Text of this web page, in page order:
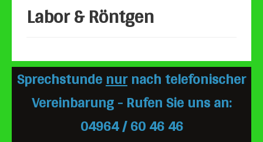
Labor & Röntgen
Sprechstundenurnach telefonischer
Vereinbarung - Rufen Sie uns an:
04964 / 60 46 46